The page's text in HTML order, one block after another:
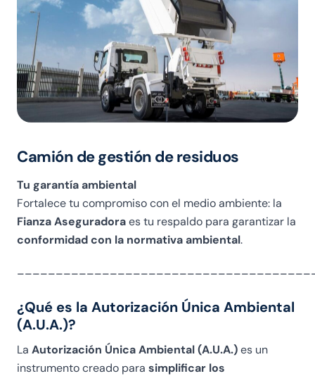
Camión de gestión de residuos
Tu garantía ambiental
Fortalece tu compromiso con el medio ambiente: la
Fianza Aseguradoraes tu respaldo para garantizar la
conformidad con la normativa ambiental.
¿Qué es la Autorización Única Ambiental
(A.U.A.)?
La Autorización Única Ambiental (A.U.A.)es un
instrumento creado para simplificar los